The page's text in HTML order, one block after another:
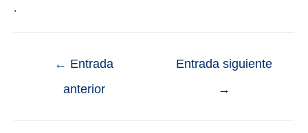
.
← Entrada
anterior
Entrada siguiente
→